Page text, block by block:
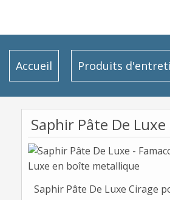
Accueil Produits
Saphir Pâte De Luxe Cirage